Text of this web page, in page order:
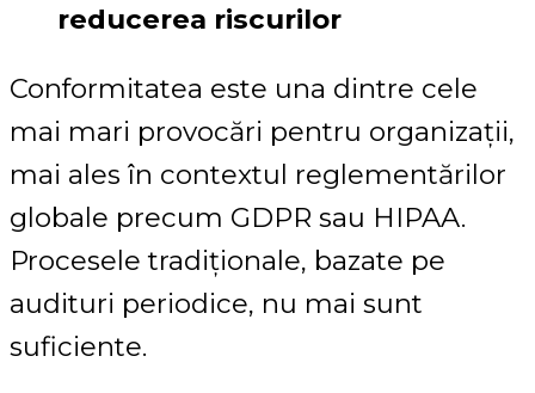
reducerea riscurilor
Conformitatea este una dintre cele
mai mari provocări pentru organizații,
mai ales în contextul reglementărilor
globale precum GDPR sau HIPAA.
Procesele tradiționale, bazate pe
audituri periodice, nu mai sunt
suficiente.